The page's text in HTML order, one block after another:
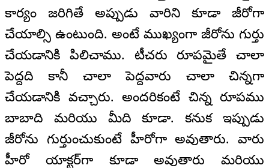
కార్యం జరిగితే అప్పుడు వారిని కూడా జీరోగా
చేయాల్సి ఉంటుంది. అంటే ముఖ్యంగా జీరోను గుర్తు
చేయడానికి పిలిచాము. టీచరు రూపమైతే చాలా
పెద్దది కానీ చాలా పెద్దవారు చాలా చిన్నగా
చేయడానికి వచ్చారు. అందరికంటే చిన్న రూపము
బాబాది మరియు మీది కూడా. కనుక ఇప్పుడు
జీరోను గుర్తుంచుకుంటే హీరోగా అవుతారు. వారు
హీరో యాక్టర్‌గా కూడా అవుతారు మరియు